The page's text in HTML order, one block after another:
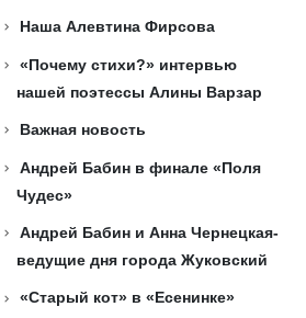
Наша Алевтина Фирсова
«Почему стихи?» интервью
нашей поэтессы Алины Варзар
Важная новость
Андрей Бабин в финале «Поля
Чудес»
Андрей Бабин и Анна Чернецкая-
ведущие дня города Жуковский
«Старый кот» в «Есенинке»